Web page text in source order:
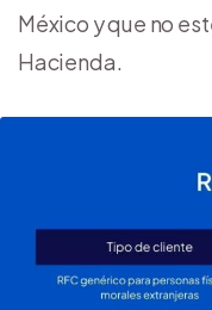
México y que no
Hacienda.